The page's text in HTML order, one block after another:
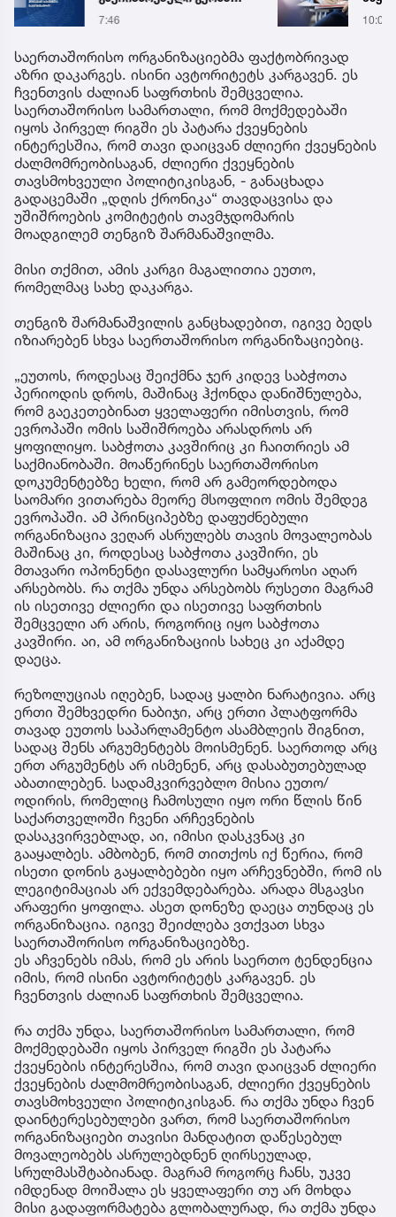
დადიანიძის საქმის
დაკავშირებით, შსს
სპეციალურ განცხადებას
ავრცელებს
7:46
წლის
10:05
საერთაშორისო ორგანიზაციებმა ფაქტობრივად
აზრი დაკარგეს. ისინი ავტორიტეტს კარგავენ. ეს
ჩვენთვის ძალიან საფრთხის შემცველია.
საერთაშორისო სამართალი, რომ მოქმედებაში
იყოს პირველ რიგში ეს პატარა ქვეყნების
ინტერესშია, რომ თავი დაიცვან ძლიერი ქვეყნების
ძალმომრეობისაგან, ძლიერი ქვეყნების
თავსმოხვეული პოლიტიკისგან, - განაცხადა
გადაცემაში „დღის ქრონიკა“ თავდაცვისა და
უშიშროების კომიტეტის თავმჯდომარის
მოადგილემ თენგიზ შარმანაშვილმა.
მისი თქმით, ამის კარგი მაგალითია ეუთო,
რომელმაც სახე დაკარგა.
თენგიზ შარმანაშვილის განცხადებით, იგივე ბედს
იზიარებენ სხვა საერთაშორისო ორგანიზაციებიც.
„ეუთოს, როდესაც შეიქმნა ჯერ კიდევ საბჭოთა
პერიოდის დროს, მაშინაც ჰქონდა დანიშნულება,
რომ გაეკეთებინათ ყველაფერი იმისთვის, რომ
ევროპაში ომის საშიშროება არასდროს არ
ყოფილიყო. საბჭოთა კავშირიც კი ჩაითრიეს ამ
საქმიანობაში. მოაწერინეს საერთაშორისო
დოკუმენტებზე ხელი, რომ არ გამეორდებოდა
საომარი ვითარება მეორე მსოფლიო ომის შემდეგ
ევროპაში. ამ პრინციპებზე დაფუძნებული
ორგანიზაცია ვეღარ ასრულებს თავის მოვალეობას
მაშინაც კი, როდესაც საბჭოთა კავშირი, ეს
მთავარი ოპონენტი დასავლური სამყაროსი აღარ
არსებობს. რა თქმა უნდა არსებობს რუსეთი მაგრამ
ის ისეთივე ძლიერი და ისეთივე საფრთხის
შემცველი არ არის, როგორიც იყო საბჭოთა
კავშირი. აი, ამ ორგანიზაციის სახეც კი აქამდე
დაეცა.
რეზოლუციას იღებენ, სადაც ყალბი ნარატივია. არც
ერთი შემხვედრი ნაბიჯი, არც ერთი პლატფორმა
თავად ეუთოს საპარლამენტო ასამბლეის შიგნით,
სადაც შენს არგუმენტებს მოისმენენ. საერთოდ არც
ერთ არგუმენტს არ ისმენენ, არც დასაბუთებულად
აბათილებენ. სადამკვირვებლო მისია ეუთო/
ოდირის, რომელიც ჩამოსული იყო ორი წლის წინ
საქართველოში ჩვენი არჩევნების
დასაკვირვებლად, აი, იმისი დასკვნაც კი
გააყალბეს. ამბობენ, რომ თითქოს იქ წერია, რომ
ისეთი დონის გაყალბებები იყო არჩევნებში, რომ ის
ლეგიტიმაციას არ ექვემდებარება. არადა მსგავსი
არაფერი ყოფილა. ასეთ დონეზე დაეცა თუნდაც ეს
ორგანიზაცია. იგივე შეიძლება ვთქვათ სხვა
საერთაშორისო ორგანიზაციებზე.
ეს აჩვენებს იმას, რომ ეს არის საერთო ტენდენცია
იმის, რომ ისინი ავტორიტეტს კარგავენ. ეს
ჩვენთვის ძალიან საფრთხის შემცველია.
რა თქმა უნდა, საერთაშორისო სამართალი, რომ
მოქმედებაში იყოს პირველ რიგში ეს პატარა
ქვეყნების ინტერესშია, რომ თავი დაიცვან ძლიერი
ქვეყნების ძალმომრეობისაგან, ძლიერი ქვეყნების
თავსმოხვეული პოლიტიკისგან. რა თქმა უნდა ჩვენ
დაინტერესებულები ვართ, რომ საერთაშორისო
ორგანიზაციები თავისი მანდატით დაწესებულ
მოვალეობებს ასრულებდნენ ღირსეულად,
სრულმასშტაბიანად. მაგრამ როგორც ჩანს, უკვე
იმდენად მოიშალა ეს ყველაფერი თუ არ მოხდა
მისი გადაფორმატება გლობალურად, რა თქმა უნდა